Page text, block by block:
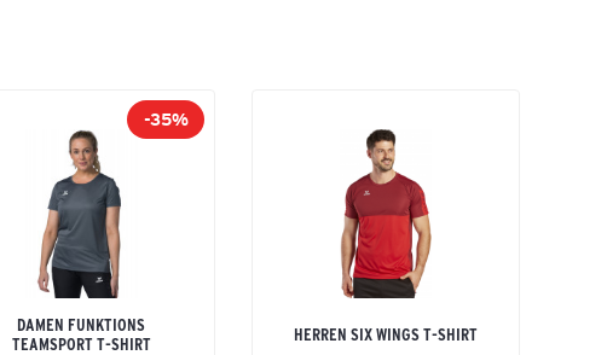
-35%
DAMEN FUNKTIONS
TEAMSPORT T-SHIRT
HERREN SIX WINGS T-SHIRT